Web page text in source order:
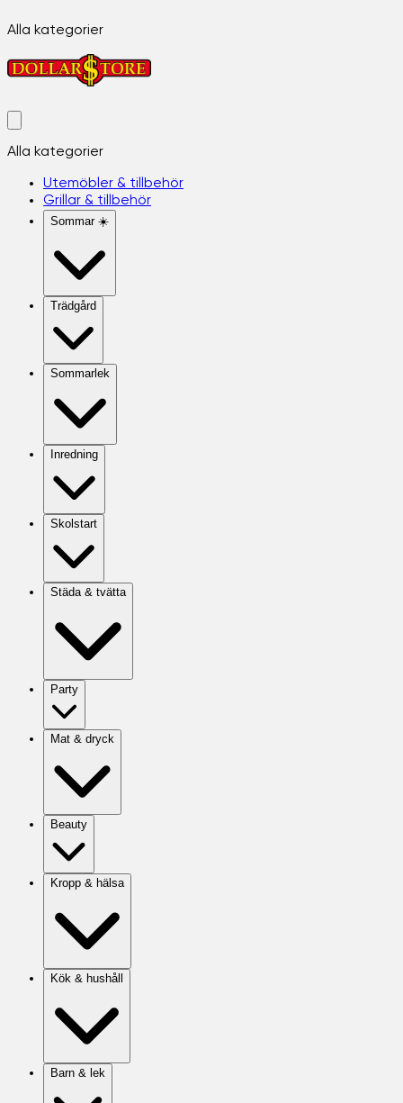
Alla kategorier
Alla kategorier
Utemöbler & tillbehör
Grillar & tillbehör
Sommar ☀️
Trädgård
Sommarlek
Inredning
Skolstart
Städa & tvätta
Party
Mat & dryck
Beauty
Kropp & hälsa
Kök & hushåll
Barn & lek